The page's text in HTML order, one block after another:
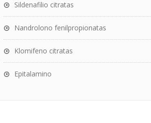
Sildenafilio citratas
Nandrolono fenilpropionatas
Klomifeno citratas
Epitalamino